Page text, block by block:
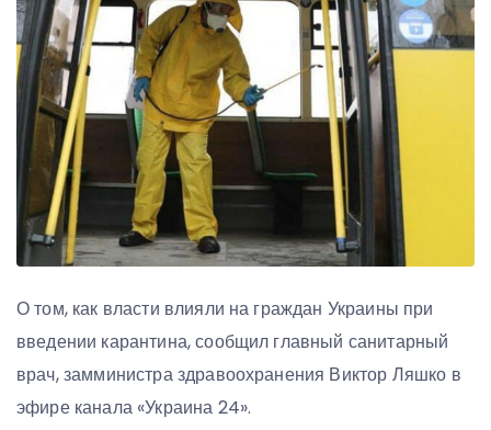
О том, как власти влияли на граждан Украины при
введении карантина, сообщил главный санитарный
врач, замминистра здравоохранения Виктор Ляшко в
эфире канала «Украина 24».